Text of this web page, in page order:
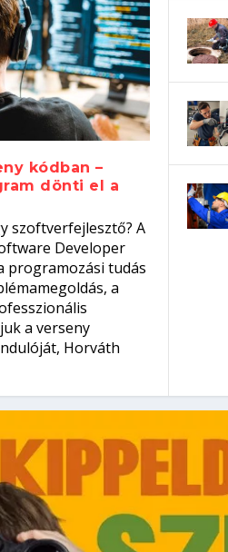
ezeket a
| Kvíz
felvételi?
Iskolák
kódban –
3.| Mi leszek?
kapcsolódj ki
Egészség
kódban –
dönti el a
szoftverfejlesztő? A
Developer
programozási tudás
a
a verseny
Horváth